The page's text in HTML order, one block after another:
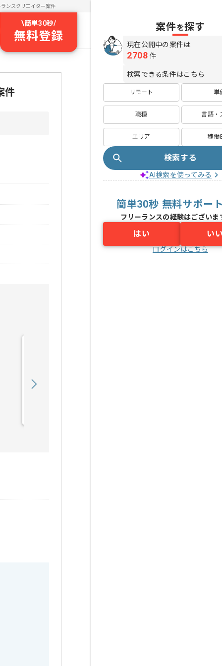
ランスクリエイター案件
\簡単30秒/
無料登録
件
案件を探す
現在公開中の案件は
2708 件
検索できる条件はこちら
リモート 単
職種 言語・
エリア 稼働
検索する
AI検索を使ってみる
簡単30秒 無料サポー
フリーランスの経験はございま
はい い
ログインはこちら